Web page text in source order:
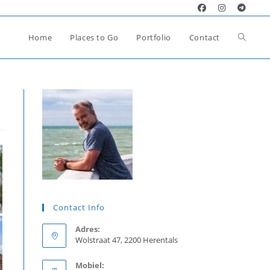
Home Places to Go Portfolio Contact Toggle
Contact Info
Adres:
Wolstraat 47, 2200 Herentals
Mobiel: